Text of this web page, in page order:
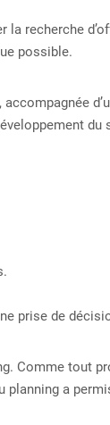
recherche
possible.
, accompagnée
du
prise de
Comme tout
a